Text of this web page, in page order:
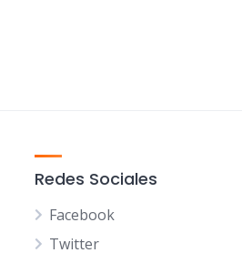
Redes Sociales
Facebook
Twitter